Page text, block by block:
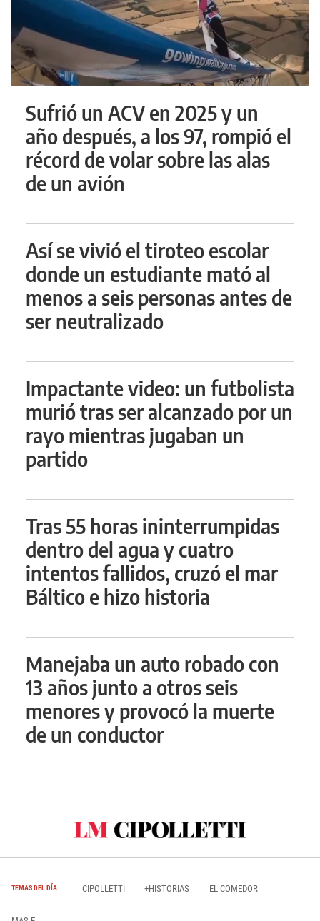
Sufrió un ACV en 2025 y un
año después, a los 97, rompió el
récord de volar sobre las alas
de un avión
Así se vivió el tiroteo escolar
donde un estudiante mató al
menos a seis personas antes de
ser neutralizado
Impactante video: un futbolista
murió tras ser alcanzado por un
rayo mientras jugaban un
partido
Tras 55 horas ininterrumpidas
dentro del agua y cuatro
intentos fallidos, cruzó el mar
Báltico e hizo historia
Manejaba un auto robado con
13 años junto a otros seis
menores y provocó la muerte
de un conductor
TEMAS DEL DÍA CIPOLLETTI +HISTORIAS EL COMEDOR